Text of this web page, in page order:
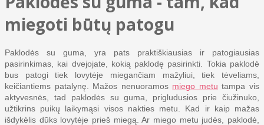
miegoti būtų patogu
Paklodės su guma, yra pats praktiškiausias ir patogiausias
pasirinkimas, kai dvejojate, kokią paklodę pasirinkti. Tokia paklodė
bus patogi tiek lovytėje miegančiam mažyliui, tiek tėveliams,
keičiantiems patalynę. Mažos nenuoramos miego metu tampa vis
aktyvesnės, tad paklodės su guma, prigludusios prie čiužinuko,
užtikrins puikų laikymąsi visos nakties metu. Kad ir kaip mažas
išdykėlis dūks lovytėje prieš miegą. Ar miego metu judės, paklodė,